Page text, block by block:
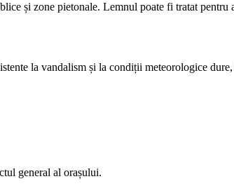
și zone pietonale. Lemnul poate fi tratat
la vandalism și la condiții meteorologice
general al orașului.